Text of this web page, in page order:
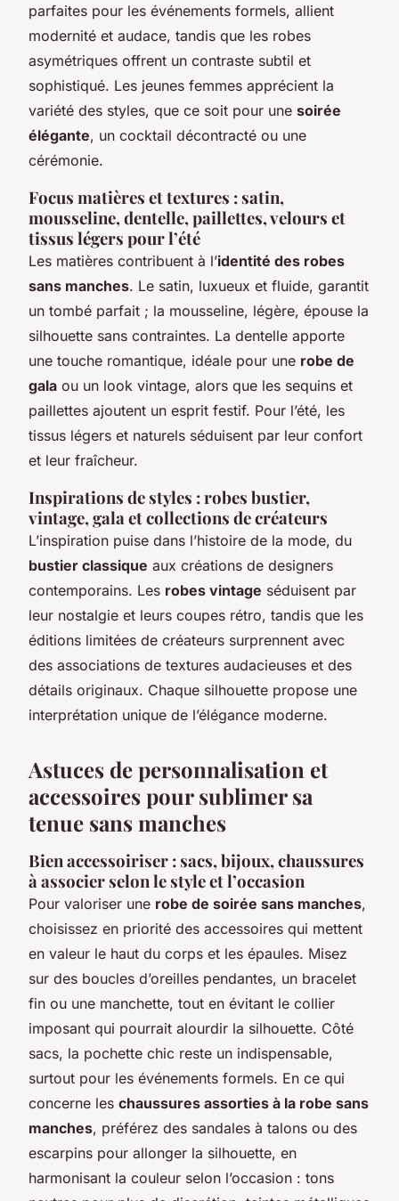
parfaites pour les événements formels, allient
modernité et audace, tandis que les robes
asymétriques offrent un contraste subtil et
sophistiqué. Les jeunes femmes apprécient la
variété des styles, que ce soit pour une soirée
élégante, un cocktail décontracté ou une
cérémonie.
Focus matières et textures : satin,
mousseline, dentelle, paillettes, velours et
tissus légers pour l’été
Les matières contribuent à l’identité des robes
sans manches. Le satin, luxueux et fluide, garantit
un tombé parfait ; la mousseline, légère, épouse la
silhouette sans contraintes. La dentelle apporte
une touche romantique, idéale pour une robe de
gala ou un look vintage, alors que les sequins et
paillettes ajoutent un esprit festif. Pour l’été, les
tissus légers et naturels séduisent par leur confort
et leur fraîcheur.
Inspirations de styles : robes bustier,
vintage, gala et collections de créateurs
L’inspiration puise dans l’histoire de la mode, du
bustier classique aux créations de designers
contemporains. Les robes vintage séduisent par
leur nostalgie et leurs coupes rétro, tandis que les
éditions limitées de créateurs surprennent avec
des associations de textures audacieuses et des
détails originaux. Chaque silhouette propose une
interprétation unique de l’élégance moderne.
Astuces de personnalisation et
accessoires pour sublimer sa
tenue sans manches
Bien accessoiriser : sacs, bijoux, chaussures
à associer selon le style et l’occasion
Pour valoriser une robe de soirée sans manches,
choisissez en priorité des accessoires qui mettent
en valeur le haut du corps et les épaules. Misez
sur des boucles d’oreilles pendantes, un bracelet
fin ou une manchette, tout en évitant le collier
imposant qui pourrait alourdir la silhouette. Côté
sacs, la pochette chic reste un indispensable,
surtout pour les événements formels. En ce qui
concerne les chaussures assorties à la robe sans
manches, préférez des sandales à talons ou des
escarpins pour allonger la silhouette, en
harmonisant la couleur selon l’occasion : tons